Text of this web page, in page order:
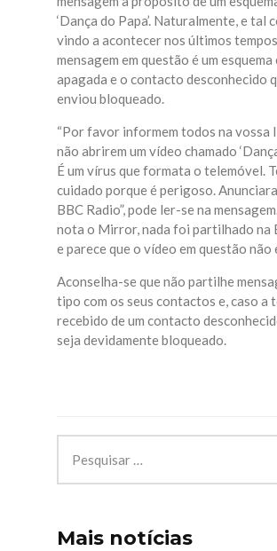
‘Dança do Papa’. Naturalmente, e tal
vindo a acontecer nos últimos
mensagem em questão é um esquema
apagada e o contacto desconhecido
enviou bloqueado.
“Por favor informem todos na vossa
não abrirem um vídeo chamado
É um vírus que formata o telemóvel.
cuidado porque é perigoso.
BBC Radio”, pode ler-se na
nota o Mirror, nada foi partilhado na
e parece que o vídeo em questão não
Aconselha-se que não partilhe
tipo com os seus contactos e, caso a
recebido de um contacto
seja devidamente bloqueado.
Mais notícias